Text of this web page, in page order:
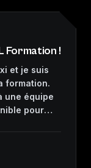
Formation !
et je suis
formation.
une équipe
pour
qu’on
avoir un